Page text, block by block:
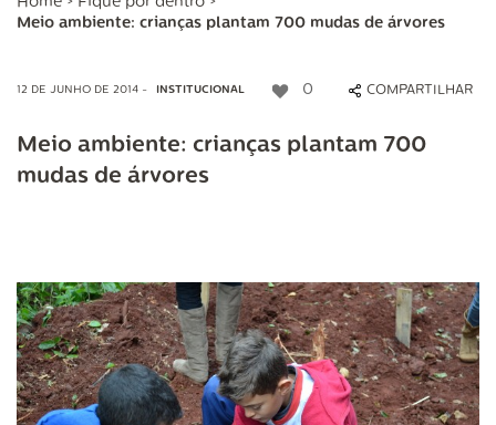
Meio ambiente: crianças plantam 700 mudas de árvores
12 DE JUNHO DE 2014 - INSTITUCIONAL 0 COMPARTILHAR
Meio ambiente: crianças plantam 700
mudas de árvores